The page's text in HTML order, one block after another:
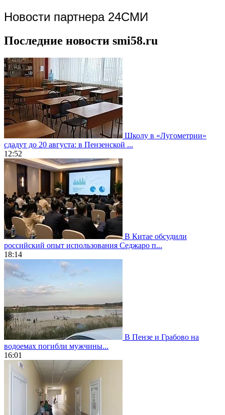
Новости партнера 24СМИ
Последние новости smi58.ru
Школу в «Лугометрии»
сдадут до 20 августа: в Пензенской ...
12:52
В Китае обсудили
российский опыт использования Седжаро п...
18:14
В Пензе и Грабово на
водоемах погибли мужчины...
16:01